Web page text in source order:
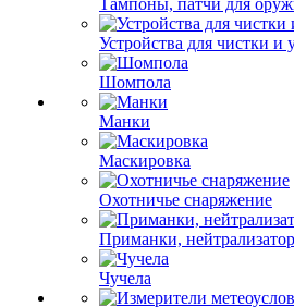
Тампоны, патчи для
Устройства для чистки и
Шомпола
Манки
Маскировка
Охотничье снаряжение
Приманки,
Чучела